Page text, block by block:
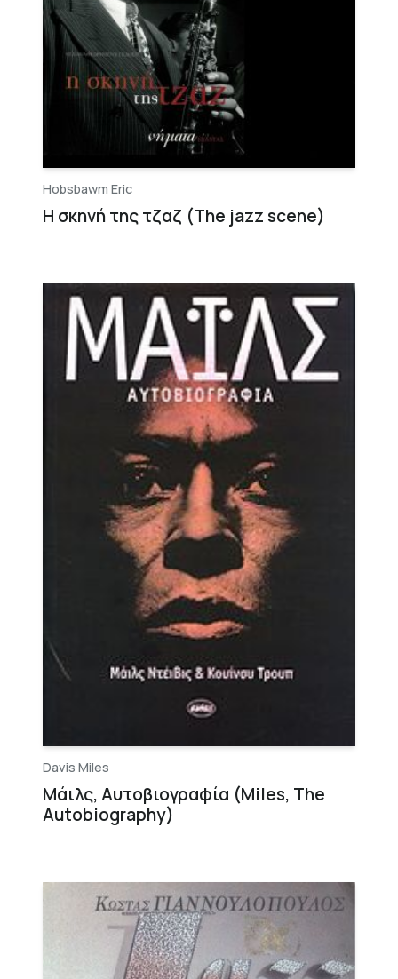
Hobsbawm Eric
Η σκηνή της τζαζ (The jazz scene)
Davis Miles
Μάιλς, Αυτοβιογραφία (Miles, The
Autobiography)